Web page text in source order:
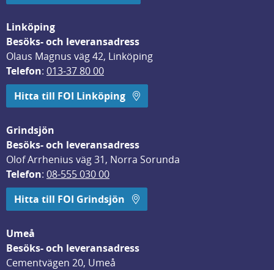
Linköping
Besöks- och leveransadress
Olaus Magnus väg 42, Linköping
Telefon: 013-37 80 00
Hitta till FOI Linköping
Grindsjön
Besöks- och leveransadress
Olof Arrhenius väg 31, Norra Sorunda
Telefon: 08-555 030 00
Hitta till FOI Grindsjön
Umeå
Besöks- och leveransadress
Cementvägen 20, Umeå